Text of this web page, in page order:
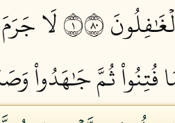
١٠٨
لَا
ثُمَّ جَٰهَدُواْ